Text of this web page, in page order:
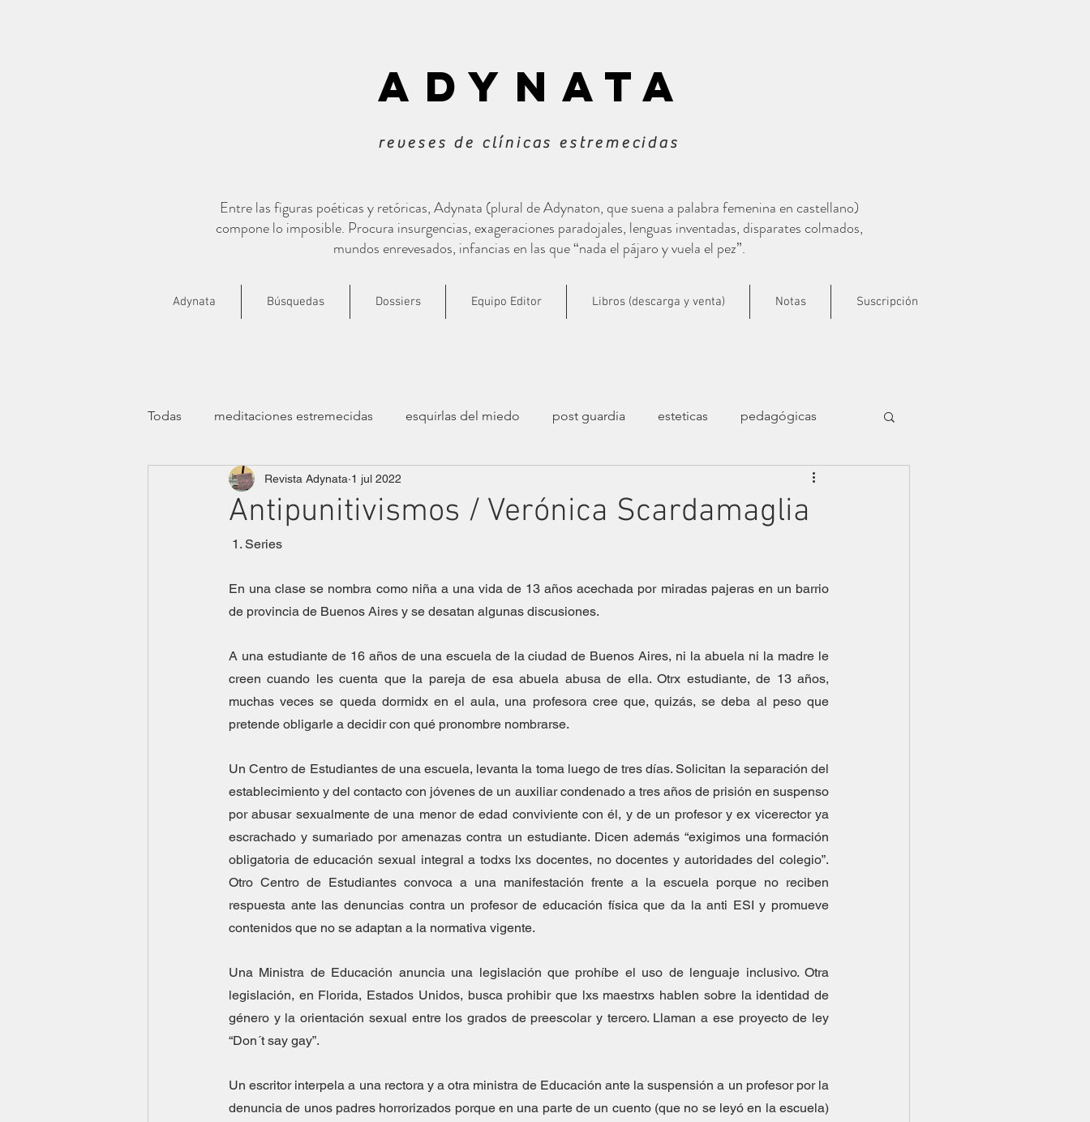
ADYNATa
reveses de clínicas estremecidas
Todas meditaciones estremecidas esquirlas del miedo post guardia esteticas pedagógicas
manifiestos efemérides poéticas
transfeminismos
ensayísticas literarias crueldades fin de un mundo
eróticas lúdicas dossier hastíos Correspondencias Filopoéticas
Antipunitivismos / Verónica Scardamaglia
Revista Adynata 1 jul 2022
1. Series
En una clase se nombra como niña a una vida de 13 años acechada por miradas pajeras en un barrio
de provincia de Buenos Aires y se desatan algunas discusiones.
A una estudiante de 16 años de una escuela de la ciudad de Buenos Aires, ni la abuela ni la madre le
creen cuando les cuenta que la pareja de esa abuela abusa de ella. Otrx estudiante, de 13 años,
muchas veces se queda dormidx en el aula, una profesora cree que, quizás, se deba al peso que
pretende obligarle a decidir con qué pronombre nombrarse.
Un Centro de Estudiantes de una escuela, levanta la toma luego de tres días. Solicitan la separación del
establecimiento y del contacto con jóvenes de un auxiliar condenado a tres años de prisión en suspenso
por abusar sexualmente de una menor de edad conviviente con él, y de un profesor y ex vicerector ya
escrachado y sumariado por amenazas contra un estudiante. Dicen además “exigimos una formación
obligatoria de educación sexual integral a todxs lxs docentes, no docentes y autoridades del colegio”.
Otro Centro de Estudiantes convoca a una manifestación frente a la escuela porque no reciben
respuesta ante las denuncias contra un profesor de educación física que da la anti ESI y promueve
contenidos que no se adaptan a la normativa vigente.
Una Ministra de Educación anuncia una legislación que prohíbe el uso de lenguaje inclusivo. Otra
legislación, en Florida, Estados Unidos, busca prohibir que lxs maestrxs hablen sobre la identidad de
género y la orientación sexual entre los grados de preescolar y tercero. Llaman a ese proyecto de ley
“Don´t say gay”.
Un escritor interpela a una rectora y a otra ministra de Educación ante la suspensión a un profesor por la
denuncia de unos padres horrorizados porque en una parte de un cuento (que no se leyó en la escuela)
Adynata Búsquedas Dossiers Equipo Editor Libros (descarga y venta) Notas Suscripción
Entre las figuras poéticas y retóricas, Adynata (plural de Adynaton, que suena a palabra femenina en castellano)
compone lo imposible. Procura insurgencias, exageraciones paradojales, lenguas inventadas, disparates colmados,
mundos enrevesados, infancias en las que “nada el pájaro y vuela el pez”.